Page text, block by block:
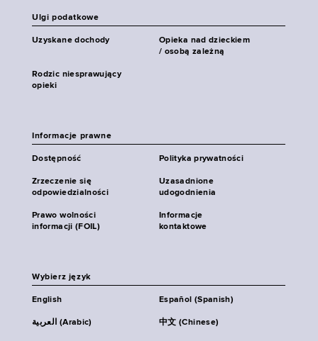
Ulgi podatkowe
Uzyskane dochody
Opieka nad dzieckiem
/ osobą zależną
Rodzic niesprawujący
opieki
Informacje prawne
Dostępność Polityka prywatności
Zrzeczenie się
odpowiedzialności
Uzasadnione
udogodnienia
Prawo wolności
informacji (FOIL)
Informacje
kontaktowe
Wybierz język
English Español (Spanish)
العربية (Arabic) 中文 (Chinese)